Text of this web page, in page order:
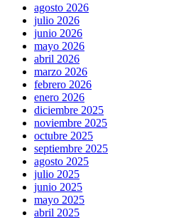
agosto 2026
julio 2026
junio 2026
mayo 2026
abril 2026
marzo 2026
febrero 2026
enero 2026
diciembre 2025
noviembre 2025
octubre 2025
septiembre 2025
agosto 2025
julio 2025
junio 2025
mayo 2025
abril 2025